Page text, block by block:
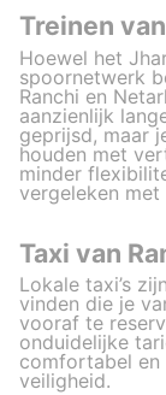
Treinen
Hoewel het
spoornetwerk
Ranchi en
aanzienlijk
geprijsd, maar
houden met
minder
vergeleken
Taxi van
Lokale taxi’s
vinden die je
vooraf te
onduidelijke
comfortabel en
veiligheid.